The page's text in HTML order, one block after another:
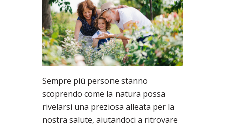
Sempre più persone stanno
scoprendo come la natura possa
rivelarsi una preziosa alleata per la
nostra salute, aiutandoci a ritrovare